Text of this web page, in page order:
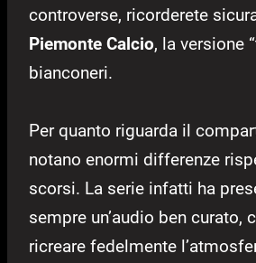
controverse, ricorderete
Piemonte Calcio, la versione
bianconeri.
Per quanto riguarda il
notano enormi differenze
scorsi. La serie infatti ha
sempre un’audio ben curato,
ricreare fedelmente